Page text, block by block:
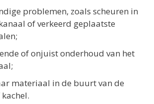
problemen, zoals scheuren in
of verkeerd geplaatste
of onjuist onderhoud van het
materiaal in de buurt van de